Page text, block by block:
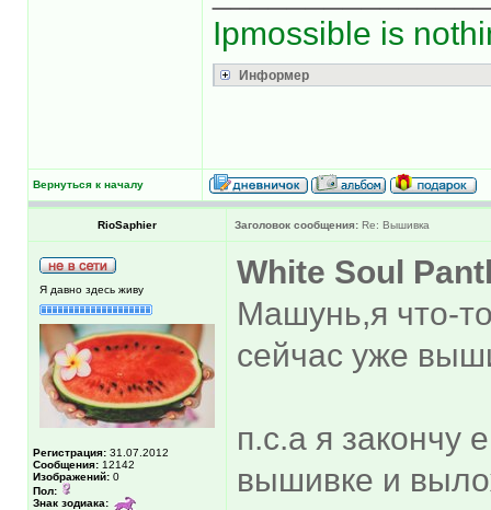
Ipmossible is
Информер
Вернуться к началу
RioSaphier Заголовок сообщения: Re: Вышивка
Я давно здесь живу
Регистрация: 31.07.2012
Сообщения: 12142
Изображений: 0
Пол:
Знак зодиака:
White Soul
Машунь,я что-
сейчас уже
п.с.а я закончу
вышивке и